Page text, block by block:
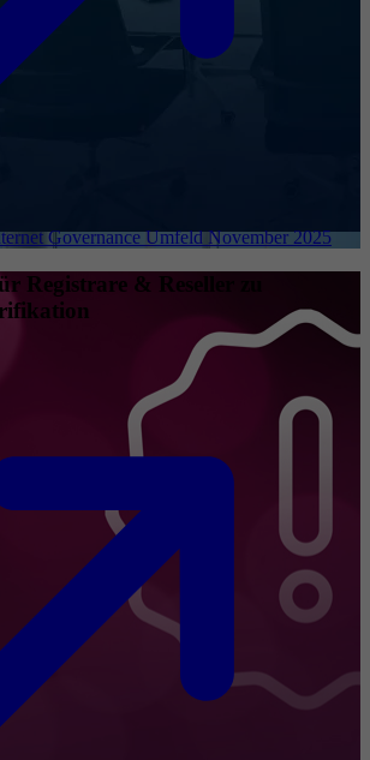
Governance Umfeld November 2025
Registrare & Reseller zu